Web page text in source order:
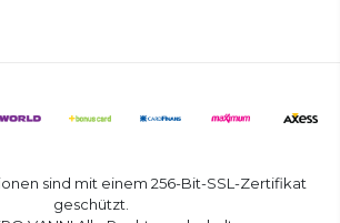
sind mit einem 256-Bit-SSL-Zertifikat
geschützt.